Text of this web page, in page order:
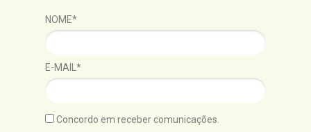
NOME*
E-MAIL*
Concordo em receber comunicações.